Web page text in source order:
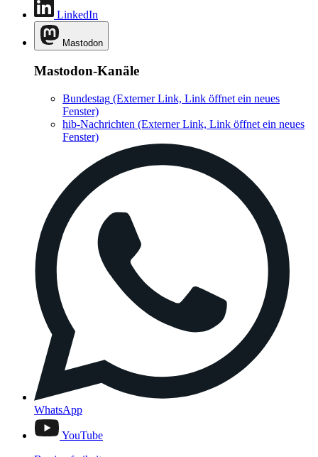
LinkedIn
Mastodon
Mastodon-Kanäle
Bundestag (Externer Link, Link öffnet ein neues
Fenster)
hib-Nachrichten (Externer Link, Link öffnet ein neues
Fenster)
WhatsApp
YouTube